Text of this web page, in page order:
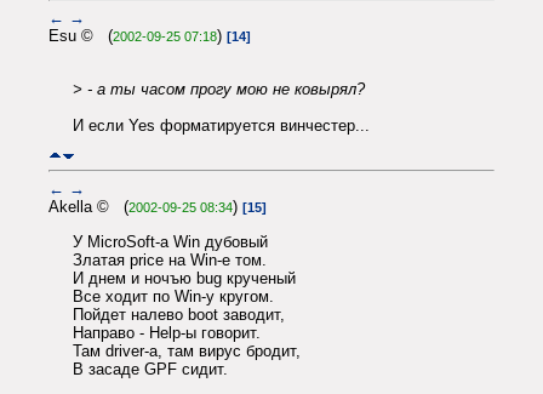
← →
Esu © (2002-09-25 07:18) [14]
> - а ты часом прогу мою не ковырял?
И если Yes форматируется винчестер...
← →
Akella © (2002-09-25 08:34) [15]
У MicroSoft-а Win дубовый
Златая price на Win-е том.
И днем и ночъю bug крученый
Все ходит по Win-у кругом.
Пойдет налево boot заводит,
Hаправо - Help-ы говорит.
Там driver-а, там вирус бродит,
В засаде GPF сидит.